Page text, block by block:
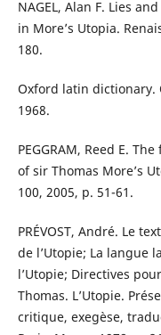
NAGEL, Alan F. Lies
in More’s Utopia.
180.
Oxford latin dictionary.
1968.
PEGGRAM, Reed E.
of sir Thomas More’s
100, 2005, p. 51-61.
PRÉVOST, André. Le
de l’Utopie; La langue
l’Utopie; Directives
Thomas. L’Utopie.
critique, exegèse,